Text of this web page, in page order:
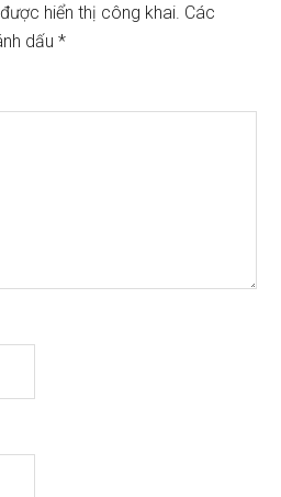
hiển thị công khai. Các
dấu*